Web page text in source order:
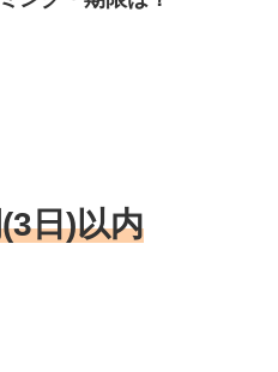
日)以内